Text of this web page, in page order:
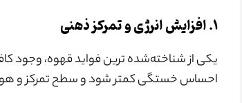
۱. افزایش انرژی و تمرکز ذهنی
یکی از شناخته‌‌شده‌ ترین فواید قهوه، وجود
احساس خستگی کمتر شود و سطح تمرکز و